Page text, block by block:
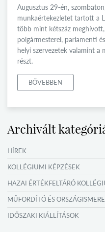
Augusztus 29-én,
munkaértekezletet tartott a
több mint kétszáz meghívott,
polgármesterei, parlamenti
helyi szervezetek valamint
részt.
BŐVEBBEN
Archivált
HÍREK
KOLLÉGIUMI KÉPZÉSEK
HAZAI ÉRTÉKFELTÁRÓ
MŰFORDÍTÓ ÉS
IDŐSZAKI KIÁLLÍTÁSOK